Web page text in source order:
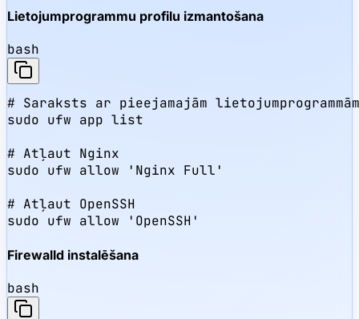
Lietojumprogrammu profilu izmantošana
bash
# Saraksts ar pieejamajām lietojumprogrammām
sudo ufw app list
# Atļaut Nginx
sudo ufw allow 'Nginx Full'
# Atļaut OpenSSH
sudo ufw allow 'OpenSSH'
Firewalld instalēšana
bash